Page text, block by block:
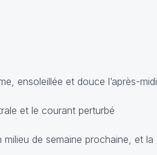
ensoleillée et douce l’après-midi
et le courant perturbé
de semaine prochaine, et la